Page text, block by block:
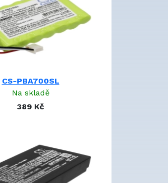
CS-PBA700SL
Na skladě
389 Kč